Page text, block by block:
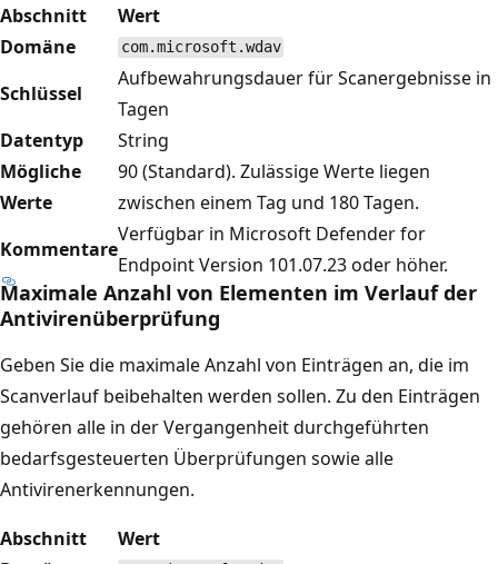
Abschnitt
Wert
Domäne
com.microsoft.wdav
Schlüssel
Aufbewahrungsdauer für Scanergebnisse in
Tagen
Datentyp
String
Mögliche
Werte
90 (Standard). Zulässige Werte liegen
zwischen einem Tag und 180 Tagen.
Kommentare
Verfügbar in Microsoft Defender for
Endpoint Version 101.07.23 oder höher.
Maximale Anzahl von Elementen im Verlauf der
Antivirenüberprüfung
Geben Sie die maximale Anzahl von Einträgen an, die im
Scanverlauf beibehalten werden sollen. Zu den Einträgen
gehören alle in der Vergangenheit durchgeführten
bedarfsgesteuerten Überprüfungen sowie alle
Antivirenerkennungen.
Abschnitt
Wert